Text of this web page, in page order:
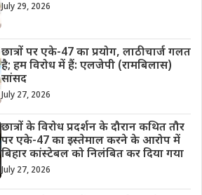
July 29, 2026
छात्रों पर एके-47 का प्रयोग, लाठीचार्ज गलत
है; हम विरोध में हैं: एलजेपी (रामबिलास)
सांसद
July 27, 2026
छात्रों के विरोध प्रदर्शन के दौरान कथित तौर
पर एके-47 का इस्तेमाल करने के आरोप में
बिहार कांस्टेबल को निलंबित कर दिया गया
July 27, 2026